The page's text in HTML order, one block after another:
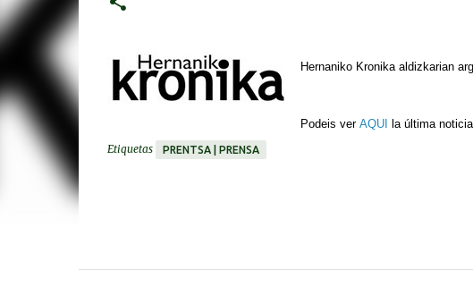
Hernaniko Kronika aldizkarian
Podeis ver AQUI
la última
Etiquetas
PRENTSA | PRENSA